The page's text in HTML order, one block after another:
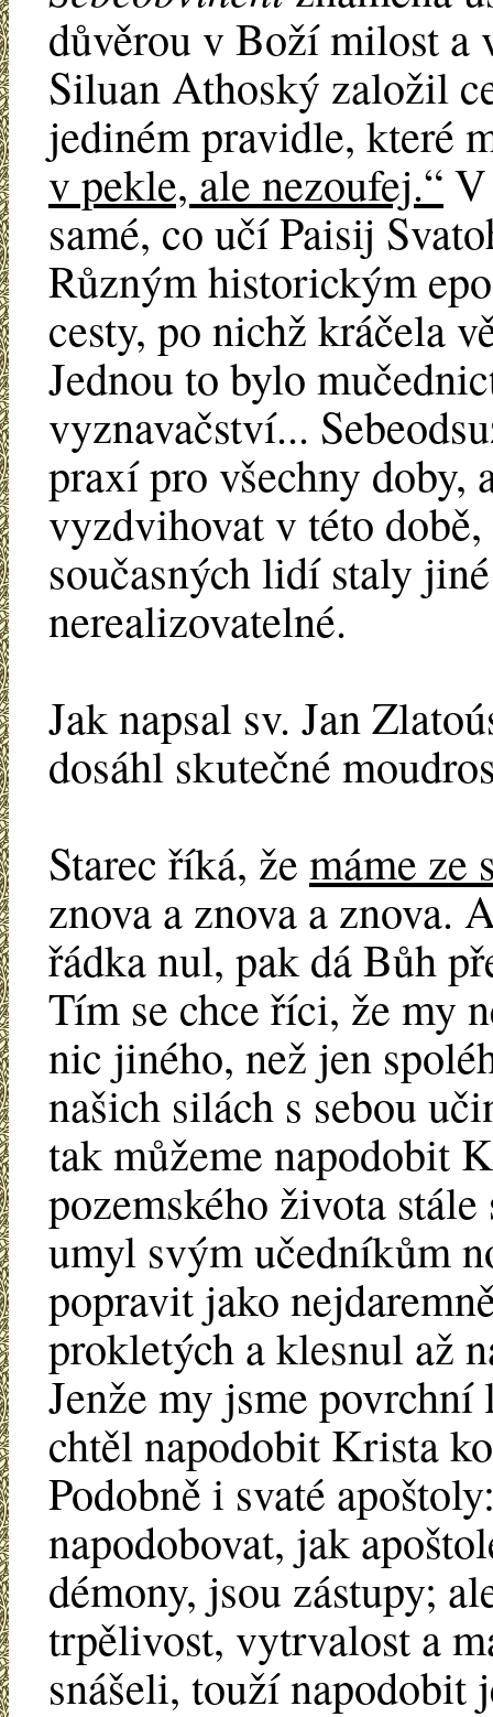
důvěrou v Boží milost a
Siluan Athoský založil
jediném pravidle, které
v pekle, ale nezoufej.“ V
samé, co učí Paisij
Různým historickým
cesty, po nichž kráčela
Jednou to bylo
vyznavačství...
praxí pro všechny doby,
vyzdvihovat v této
současných lidí staly
nerealizovatelné.
Jak napsal sv. Jan
dosáhl skutečné
Starec říká, že máme ze
znova a znova a znova.
řádka nul, pak dá Bůh
Tím se chce říci, že my
nic jiného, než jen
našich silách s sebou
tak můžeme napodobit
pozemského života
umyl svým učedníkům
popravit jako
prokletých a klesnul až
Jenže my jsme
chtěl napodobit Krista
Podobně i svaté
napodobovat, jak
démony, jsou zástupy;
trpělivost, vytrvalost a
snášeli, touží napodobit